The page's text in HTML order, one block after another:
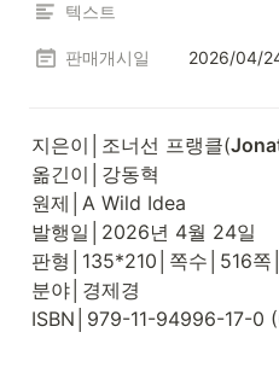
텍스트
판매개시일 2026/04/
지은이│조너선 프랭클(
옮긴이│강동혁
원제│A Wild Idea
발행일│2026년 4월 24일
판형│135*210│쪽수│516
분야│경제경
ISBN│979-11-94996-17-0